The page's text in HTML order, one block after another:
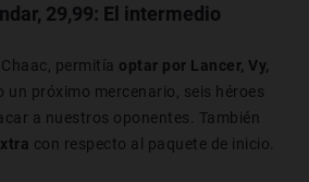
29,99: El intermedio
permitía optar por Lancer, Vy,
un próximo mercenario, seis héroes
a nuestros oponentes. También
con respecto al paquete de inicio.